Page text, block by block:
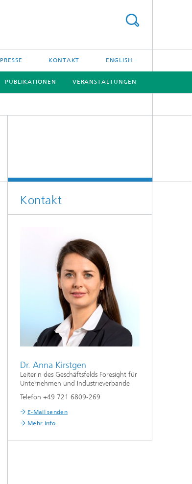
PRESSE KONTAKT ENGLISH
PUBLIKATIONEN VERANSTALTUNGEN
Kontakt
Dr. Anna Kirstgen
Leiterin des Geschäftsfelds Foresight für
Unternehmen und Industrieverbände
Telefon +49 721 6809-269
E-Mail senden
Mehr Info